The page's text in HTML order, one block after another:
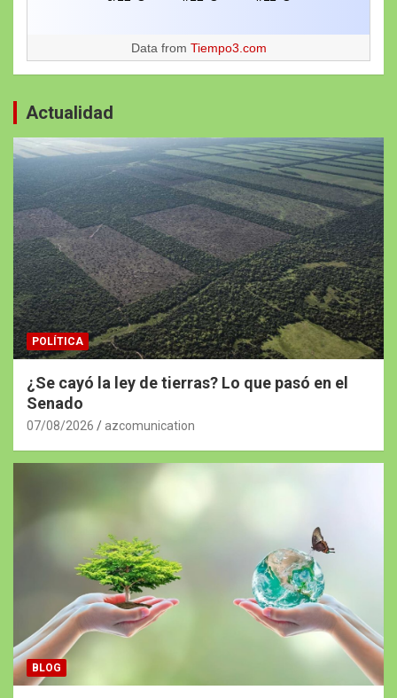
Data from Tiempo3.com
Actualidad
POLÍTICA
¿Se cayó la ley de tierras? Lo que pasó en el
Senado
07/08/2026 azcomunication
BLOG